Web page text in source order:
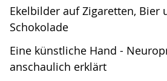
Ekelbilder auf Zigaretten, Bier
Schokolade
Eine künstliche Hand -
anschaulich erklärt